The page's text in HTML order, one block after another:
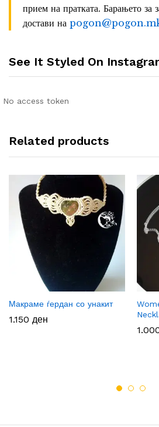
прием на пратката. Барањето за
достави на
See It Styled On
No access token
Related products
Макраме ѓердан со унакит
1.150 ден